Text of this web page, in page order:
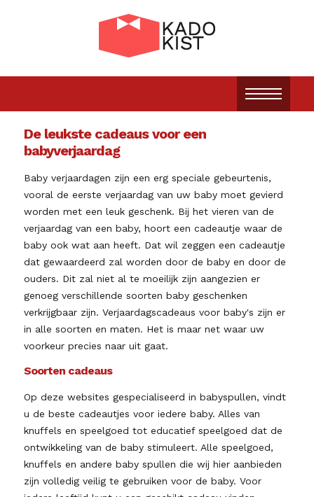
De leukste cadeaus voor een
babyverjaardag
Baby verjaardagen zijn een erg speciale gebeurtenis,
vooral de eerste verjaardag van uw baby moet gevierd
worden met een leuk geschenk. Bij het vieren van de
verjaardag van een baby, hoort een cadeautje waar de
baby ook wat aan heeft. Dat wil zeggen een cadeautje
dat gewaardeerd zal worden door de baby en door de
ouders. Dit zal niet al te moeilijk zijn aangezien er
genoeg verschillende soorten baby geschenken
verkrijgbaar zijn. Verjaardagscadeaus voor baby's zijn er
in alle soorten en maten. Het is maar net waar uw
voorkeur precies naar uit gaat.
Soorten cadeaus
Op deze websites gespecialiseerd in babyspullen, vindt
u de beste cadeautjes voor iedere baby. Alles van
knuffels en speelgoed tot educatief speelgoed dat de
ontwikkeling van de baby stimuleert. Alle speelgoed,
knuffels en andere baby spullen die wij hier aanbieden
zijn volledig veilig te gebruiken voor de baby. Voor